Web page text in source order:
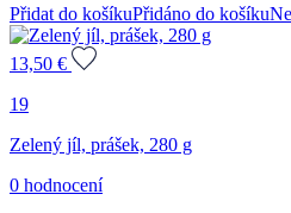
Přidat do košíkuPřidáno do košíku
13,50 €
19
Zelený jíl, prášek, 280 g
0 hodnocení